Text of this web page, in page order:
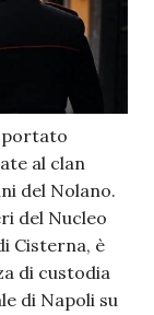
portato
al clan
del Nolano.
del Nucleo
Cisterna, è
di custodia
di Napoli su